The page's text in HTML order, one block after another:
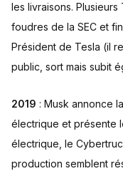
les livraisons.
foudres de la SEC et
Président de Tesla (il
public, sort mais subit
2019 : Musk annonce
électrique et présente
électrique, le
production semblent